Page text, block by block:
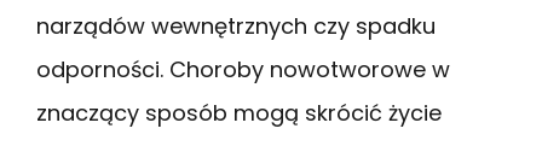
narządów wewnętrznych czy spadku
odporności. Choroby nowotworowe w
znaczący sposób mogą skrócić życie